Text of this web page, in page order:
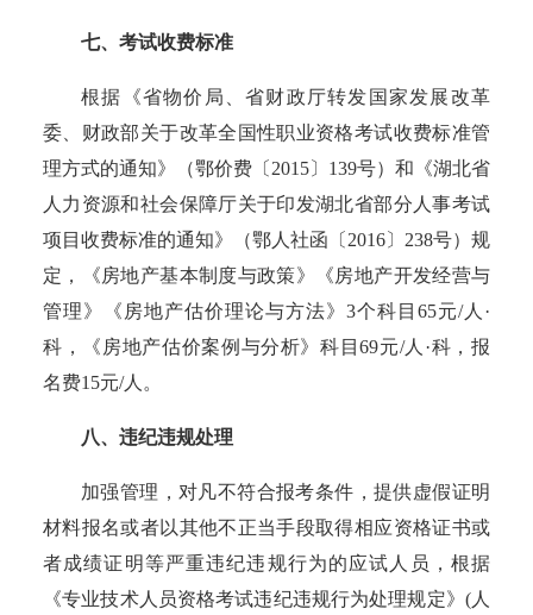
七、考试收费标准
根据《省物价局、省财政厅转发国家发展改革
委、财政部关于改革全国性职业资格考试收费标准管
理方式的通知》（鄂价费 〔 2015〕 139号）和《湖北省
人力资源和社会保障厅关于印发湖北省部分人事考试
项目收费标准的通知》（鄂人社函 〔 2016〕 238号）规
定，
《房地产基本制度与政策》《房地产开发经营与
管理》《房地产估价理论与方法》 3个科目65元/人·
科，《房地产估价案例与分析》科目69元/人·科，报
名费15元/人。
八、违纪违规处理
加强管理，对凡不符合报考条件，提供虚假证明
材料报名或者以其他不正当手段取得相应资格证书或
者成绩证明等严重违纪违规行为的应试人员，根据
《专业技术人员资格考试违纪违规行为处理规定》 (人